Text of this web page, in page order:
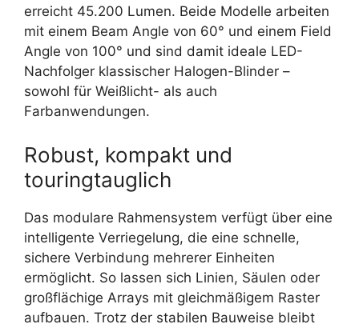
erreicht 45.200 Lumen. Beide Modelle arbeiten
mit einem Beam Angle von 60° und einem Field
Angle von 100° und sind damit ideale LED-
Nachfolger klassischer Halogen-Blinder –
sowohl für Weißlicht- als auch
Farbanwendungen.
Robust, kompakt und
touringtauglich
Das modulare Rahmensystem verfügt über eine
intelligente Verriegelung, die eine schnelle,
sichere Verbindung mehrerer Einheiten
ermöglicht. So lassen sich Linien, Säulen oder
großflächige Arrays mit gleichmäßigem Raster
aufbauen. Trotz der stabilen Bauweise bleibt